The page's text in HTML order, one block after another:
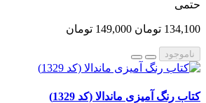
حتمی
134,100 تومان 149,000 تومان
ناموجود
کتاب رنگ آمیزی ماندالا (کد 1329)